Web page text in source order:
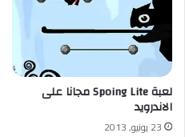
لعبة Spoing Lite مجانا على
الاندرويد
23 يونيو, 2013